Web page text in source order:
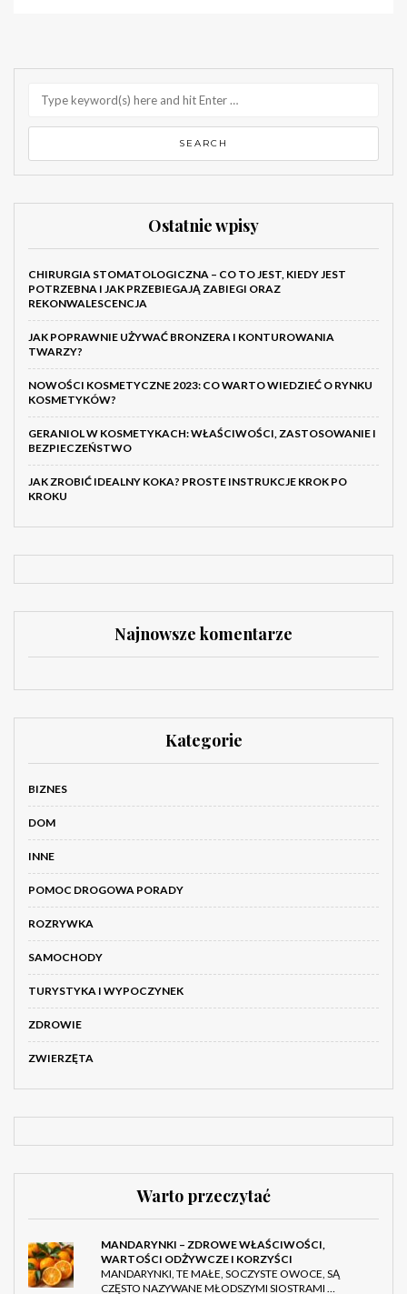
Ostatnie wpisy
CHIRURGIA STOMATOLOGICZNA – CO TO JEST, KIEDY JEST
POTRZEBNA I JAK PRZEBIEGAJĄ ZABIEGI ORAZ
REKONWALESCENCJA
JAK POPRAWNIE UŻYWAĆ BRONZERA I KONTUROWANIA
TWARZY?
NOWOŚCI KOSMETYCZNE 2023: CO WARTO WIEDZIEĆ O RYNKU
KOSMETYKÓW?
GERANIOL W KOSMETYKACH: WŁAŚCIWOŚCI, ZASTOSOWANIE I
BEZPIECZEŃSTWO
JAK ZROBIĆ IDEALNY KOKA? PROSTE INSTRUKCJE KROK PO
KROKU
Najnowsze komentarze
Kategorie
BIZNES
DOM
INNE
POMOC DROGOWA PORADY
ROZRYWKA
SAMOCHODY
TURYSTYKA I WYPOCZYNEK
ZDROWIE
ZWIERZĘTA
Warto przeczytać
MANDARYNKI – ZDROWE WŁAŚCIWOŚCI,
WARTOŚCI ODŻYWCZE I KORZYŚCI
MANDARYNKI, TE MAŁE, SOCZYSTE OWOCE, SĄ
CZĘSTO NAZYWANE MŁODSZYMI SIOSTRAMI …